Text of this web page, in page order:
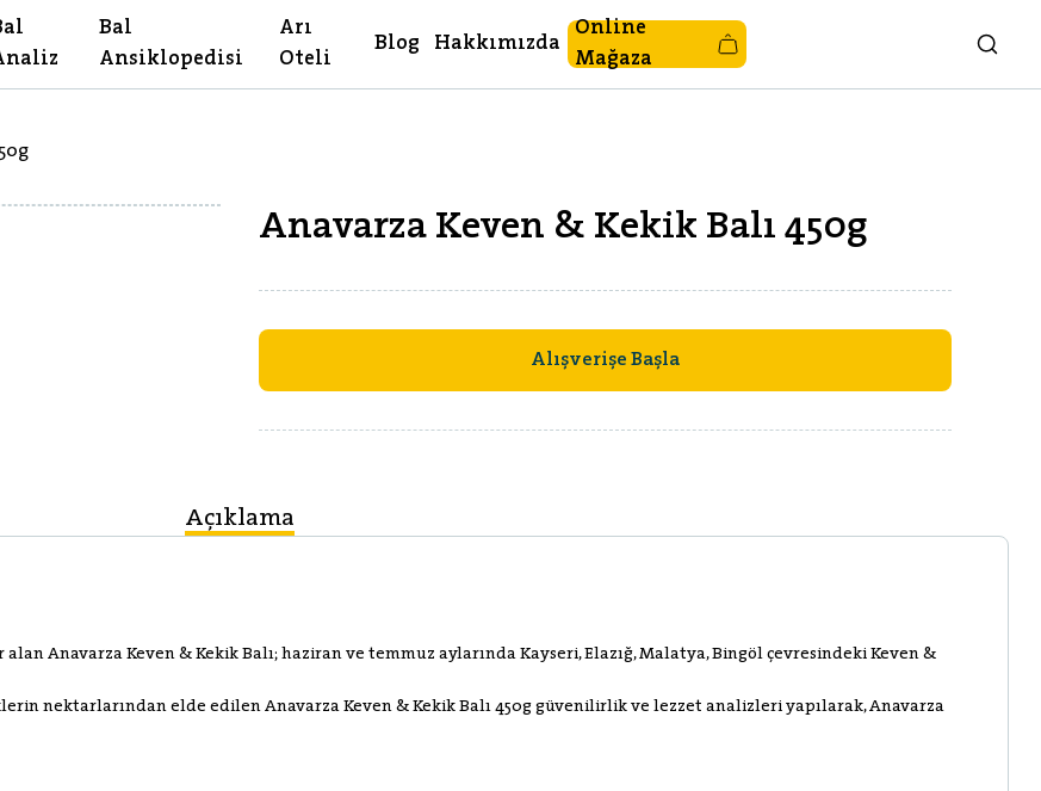
Bal
Ansiklopedisi
Arı
Oteli
Blog Hakkımızda
Online
Mağaza
Anavarza Keven & Kekik Balı 450g
Alışverişe Başla
Açıklama
Anavarza Keven & Kekik Balı; haziran ve temmuz aylarında Kayseri, Elazığ, Malatya, Bingöl çevresindeki Keven &
nektarlarından elde edilen Anavarza Keven & Kekik Balı 450g güvenilirlik ve lezzet analizleri yapılarak, Anavarza